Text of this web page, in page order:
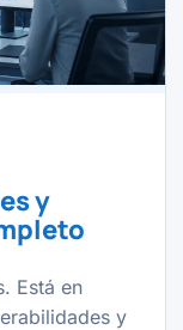
y
Está en
y